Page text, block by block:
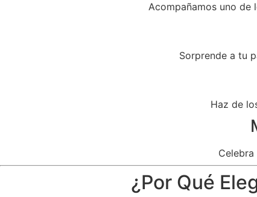
Acompañamos uno de
Sorprende a tu
Haz de
¿Por Qué